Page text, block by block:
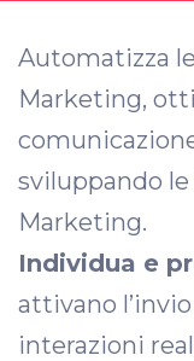
Automatizza
Marketing,
sviluppando
Marketing.
Individua e
attivano
interazioni